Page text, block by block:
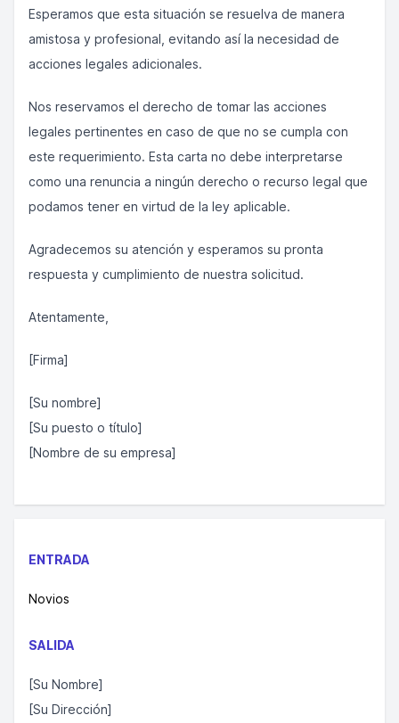
Esperamos que esta situación se resuelva de manera
amistosa y profesional, evitando así la necesidad de
acciones legales adicionales.
Nos reservamos el derecho de tomar las acciones
legales pertinentes en caso de que no se cumpla con
este requerimiento. Esta carta no debe interpretarse
como una renuncia a ningún derecho o recurso legal que
podamos tener en virtud de la ley aplicable.
Agradecemos su atención y esperamos su pronta
respuesta y cumplimiento de nuestra solicitud.
Atentamente,
[Firma]
[Su nombre]
[Su puesto o título]
[Nombre de su empresa]
ENTRADA
Novios
SALIDA
[Su Nombre]
[Su Dirección]